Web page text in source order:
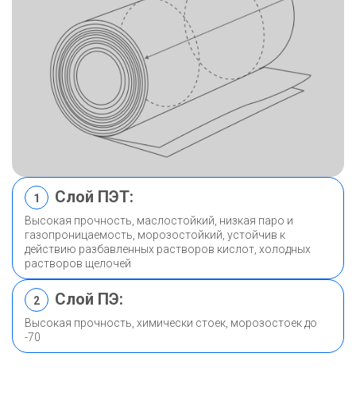
1 Слой ПЭТ:
Высокая прочность, маслостойкий, низкая паро и
газопроницаемость, морозостойкий, устойчив к
действию разбавленных растворов кислот, холодных
растворов щелочей
2 Слой ПЭ:
Высокая прочность, химически стоек, морозостоек до
-70